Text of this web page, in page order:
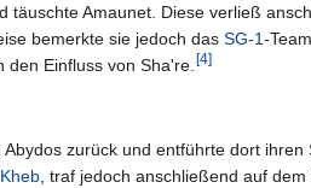
täuschte Amaunet. Diese verließ
bemerkte sie jedoch das SG-1-
Einfluss von Sha're. [4]
zurück und entführte dort
Kheb, traf jedoch anschließend auf dem